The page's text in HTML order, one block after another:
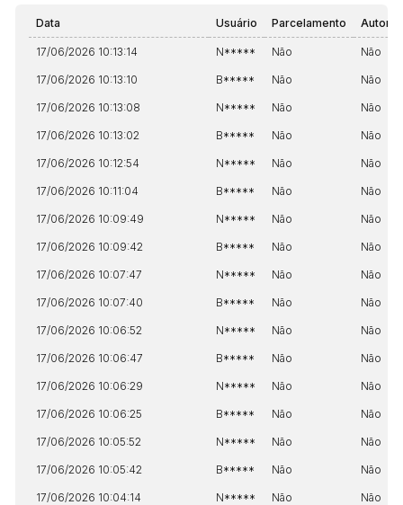
Data Usuário Parcelamento
17/06/2026 10:13:14 N***** Não Não
17/06/2026 10:13:10 B***** Não Não
17/06/2026 10:13:08 N***** Não Não
17/06/2026 10:13:02 B***** Não Não
17/06/2026 10:12:54 N***** Não Não
17/06/2026 10:11:04 B***** Não Não
17/06/2026 10:09:49 N***** Não Não
17/06/2026 10:09:42 B***** Não Não
17/06/2026 10:07:47 N***** Não Não
17/06/2026 10:07:40 B***** Não Não
17/06/2026 10:06:52 N***** Não Não
17/06/2026 10:06:47 B***** Não Não
17/06/2026 10:06:29 N***** Não Não
17/06/2026 10:06:25 B***** Não Não
17/06/2026 10:05:52 N***** Não Não
17/06/2026 10:05:42 B***** Não Não
17/06/2026 10:04:14 N***** Não Não